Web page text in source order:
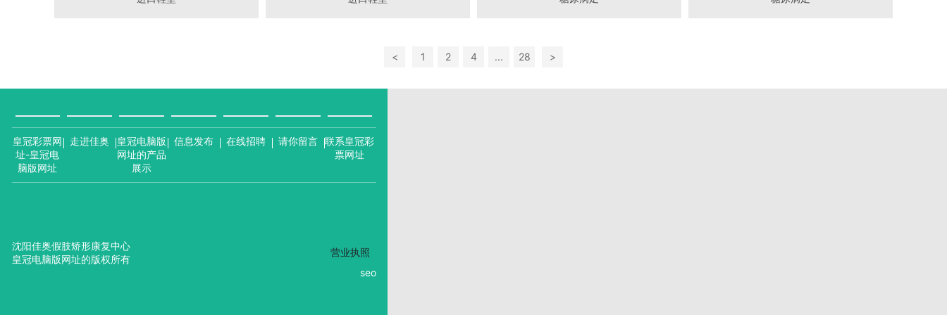
< 1 2 4 ... 28 >
皇冠彩票网
址-皇冠电
脑版网址
走进佳奥
皇冠电脑版
网址的产品
展示
信息发布 在线招聘 请你留言
联系皇冠彩
票网址
沈阳佳奥假肢矫形康复中心
皇冠电脑版网址的版权所有
营业执照
seo